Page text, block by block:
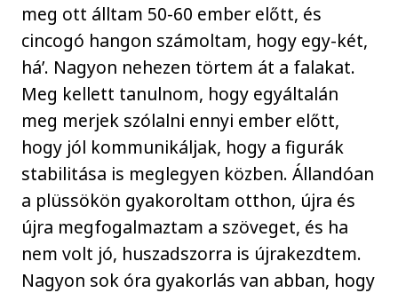
meg ott álltam 50-60 ember előtt, és
cincogó hangon számoltam, hogy egy-két,
há’. Nagyon nehezen törtem át a falakat.
Meg kellett tanulnom, hogy egyáltalán
meg merjek szólalni ennyi ember előtt,
hogy jól kommunikáljak, hogy a figurák
stabilitása is meglegyen közben. Állandóan
a plüssökön gyakoroltam otthon, újra és
újra megfogalmaztam a szöveget, és ha
nem volt jó, huszadszorra is újrakezdtem.
Nagyon sok óra gyakorlás van abban, hogy